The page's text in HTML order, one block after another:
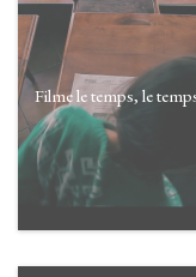
Filme le temps, le